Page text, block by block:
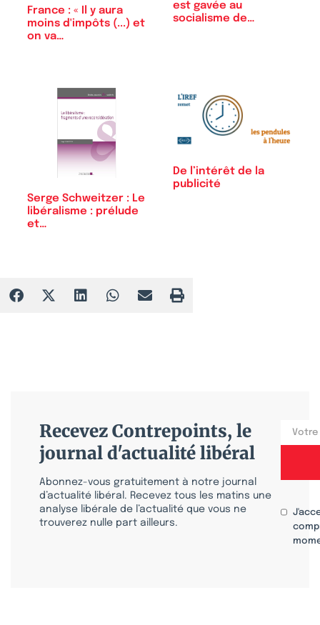
France : « Il y aura
moins d'impôts (...) et
on va…
est gavée au
socialisme de
Serge Schweitzer : Le
libéralisme : prélude
et…
De l’intérêt de la
publicité
Recevez Contrepoints, le
journal d'actualité libéral
Abonnez-vous gratuitement à notre journal
d’actualité libéral. Recevez tous les matins une
analyse libérale de l’actualité que vous ne
trouverez nulle part ailleurs.